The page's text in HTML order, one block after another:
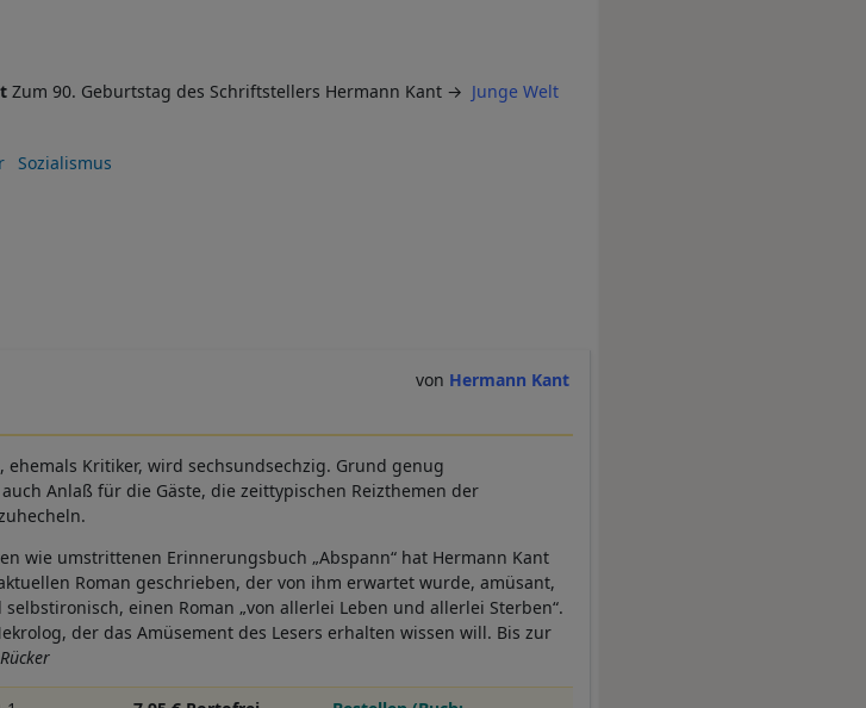
Zum 90. Geburtstag des Schriftstellers Hermann Kant → Junge Welt
Sozialismus
Hermann Kant
ehemals Kritiker, wird sechsundsechzig. Grund genug
Anlaß für die Gäste, die zeittypischen Reizthemen der
wie umstrittenen Erinnerungsbuch „Abspann“ hat Hermann Kant
Roman geschrieben, der von ihm erwartet wurde, amüsant,
einen Roman „von allerlei Leben und allerlei Sterben“.
der das Amüsement des Lesers erhalten wissen will. Bis zur